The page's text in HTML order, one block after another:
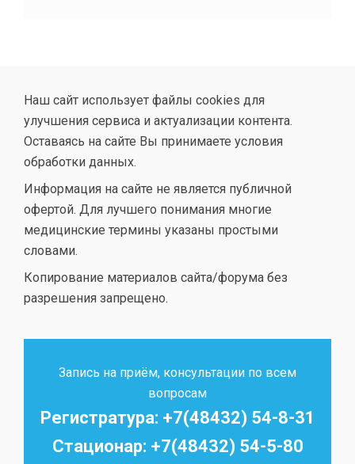
Наш сайт использует файлы cookies для
улучшения сервиса и актуализации контента.
Оставаясь на сайте Вы принимаете условия
обработки данных.
Информация на сайте не является публичной
офертой. Для лучшего понимания многие
медицинские термины указаны простыми
словами.
Копирование материалов сайта/форума без
разрешения запрещено.
Запись на приём, консультации по всем
вопросам
Регистратура: +7(48432) 54-8-31
Стационар: +7(48432) 54-5-80